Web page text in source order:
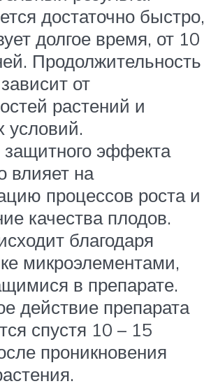
достаточно быстро,
долгое время, от 10
Продолжительность
от
растений и
условий.
эффекта
влияет на
процессов роста и
качества плодов.
благодаря
микроэлементами,
в препарате.
действие препарата
спустя 10 – 15
проникновения